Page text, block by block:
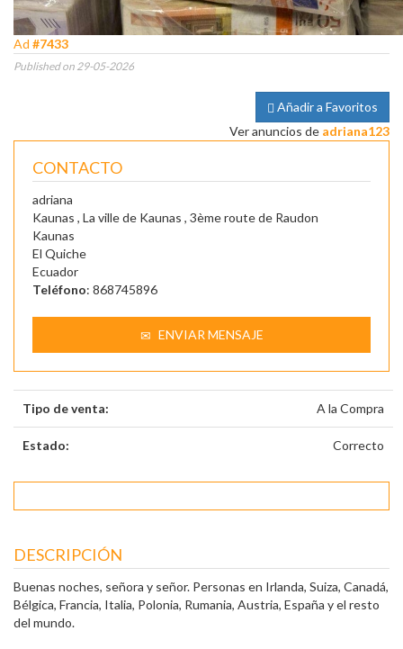
Ad #7433
Published on 29-05-2026
Añadir a Favoritos
Ver anuncios de adriana123
CONTACTO
adriana
Kaunas , La ville de Kaunas , 3ème route de Raudon
Kaunas
El Quiche
Ecuador
Teléfono: 868745896
ENVIAR MENSAJE
Tipo de venta: A la Compra
Estado: Correcto
DESCRIPCIÓN
Buenas noches, señora y señor. Personas en Irlanda, Suiza, Canadá,
Bélgica, Francia, Italia, Polonia, Rumania, Austria, España y el resto
del mundo.